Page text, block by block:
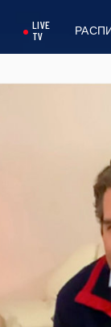
LIVE
TV